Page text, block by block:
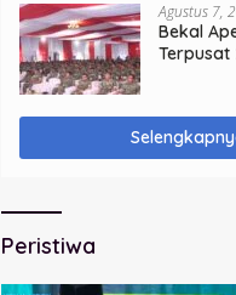
Agustus 7,
Bekal
Terpusat
Peristiwa